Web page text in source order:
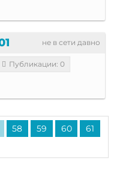
не в сети давно
Публикации: 0
58 59 60 61